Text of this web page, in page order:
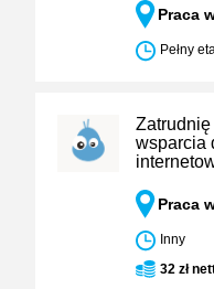
Praca
Pełny
wsparcia
Praca
Inny
32 zł